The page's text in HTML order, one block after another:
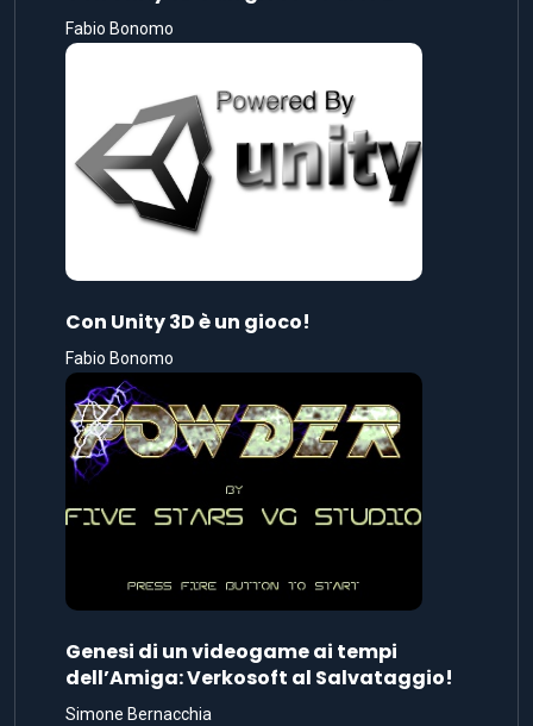
Fabio Bonomo
Con Unity 3D è un gioco!
Fabio Bonomo
Genesi di un videogame ai tempi
dell’Amiga: Verkosoft al Salvataggio!
Simone Bernacchia